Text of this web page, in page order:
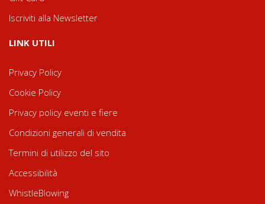
Iscriviti alla Newsletter
LINK UTILI
Privacy Policy
Cookie Policy
Privacy policy eventi e fiere
Condizioni generali di vendita
Termini di utilizzo del sito
Accessibilità
WhistleBlowing